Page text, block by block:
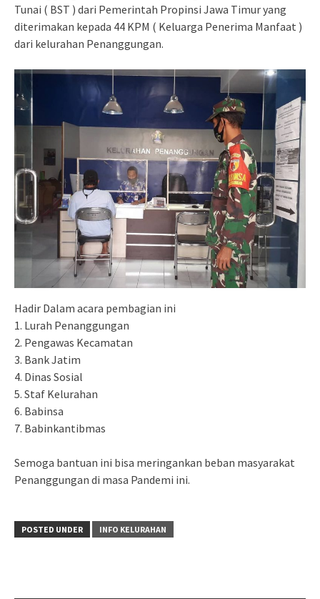
Tunai ( BST ) dari Pemerintah Propinsi Jawa Timur yang
diterimakan kepada 44 KPM ( Keluarga Penerima Manfaat )
dari kelurahan Penanggungan.
Hadir Dalam acara pembagian ini
1. Lurah Penanggungan
2. Pengawas Kecamatan
3. Bank Jatim
4. Dinas Sosial
5. Staf Kelurahan
6. Babinsa
7. Babinkantibmas
Semoga bantuan ini bisa meringankan beban masyarakat
Penanggungan di masa Pandemi ini.
POSTED UNDER INFO KELURAHAN